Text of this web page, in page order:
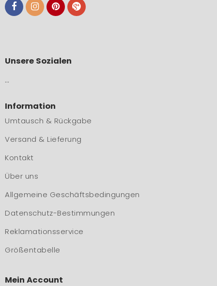
Unsere Sozialen
…
Information
Umtausch & Rückgabe
Versand & Lieferung
Kontakt
Über uns
Allgemeine Geschäftsbedingungen
Datenschutz-Bestimmungen
Reklamationsservice
Größentabelle
Mein Account